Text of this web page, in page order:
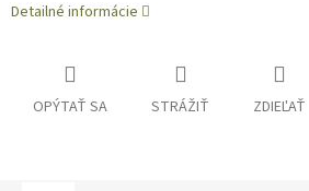
Detailné informácie
OPÝTAŤ SA STRÁŽIŤ ZDIEĽAŤ